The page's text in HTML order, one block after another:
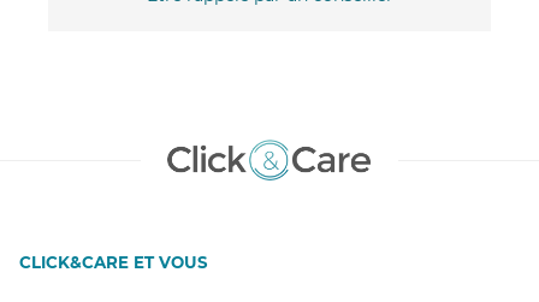
CLICK&CARE ET VOUS